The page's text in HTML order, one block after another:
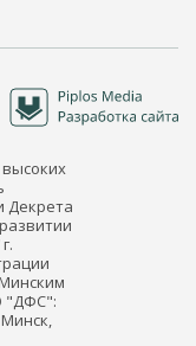
Декрета
"ДФС":
Минск,